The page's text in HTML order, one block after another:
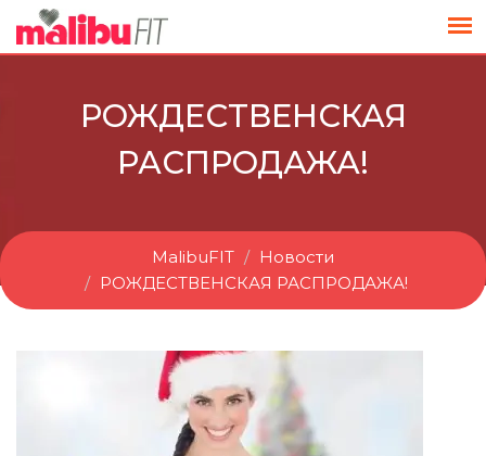
РОЖДЕСТВЕНСКАЯ
РАСПРОДАЖА!
MalibuFIT
Новости
РОЖДЕСТВЕНСКАЯ РАСПРОДАЖА!